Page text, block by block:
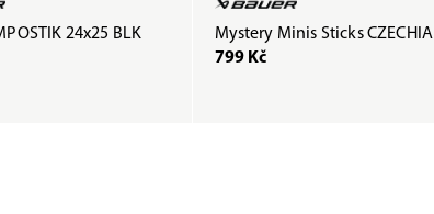
24x25 BLK
Mystery Minis Sticks CZECHIA
799 Kč